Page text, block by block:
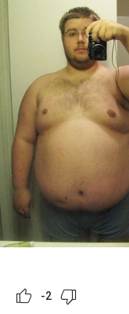
-2